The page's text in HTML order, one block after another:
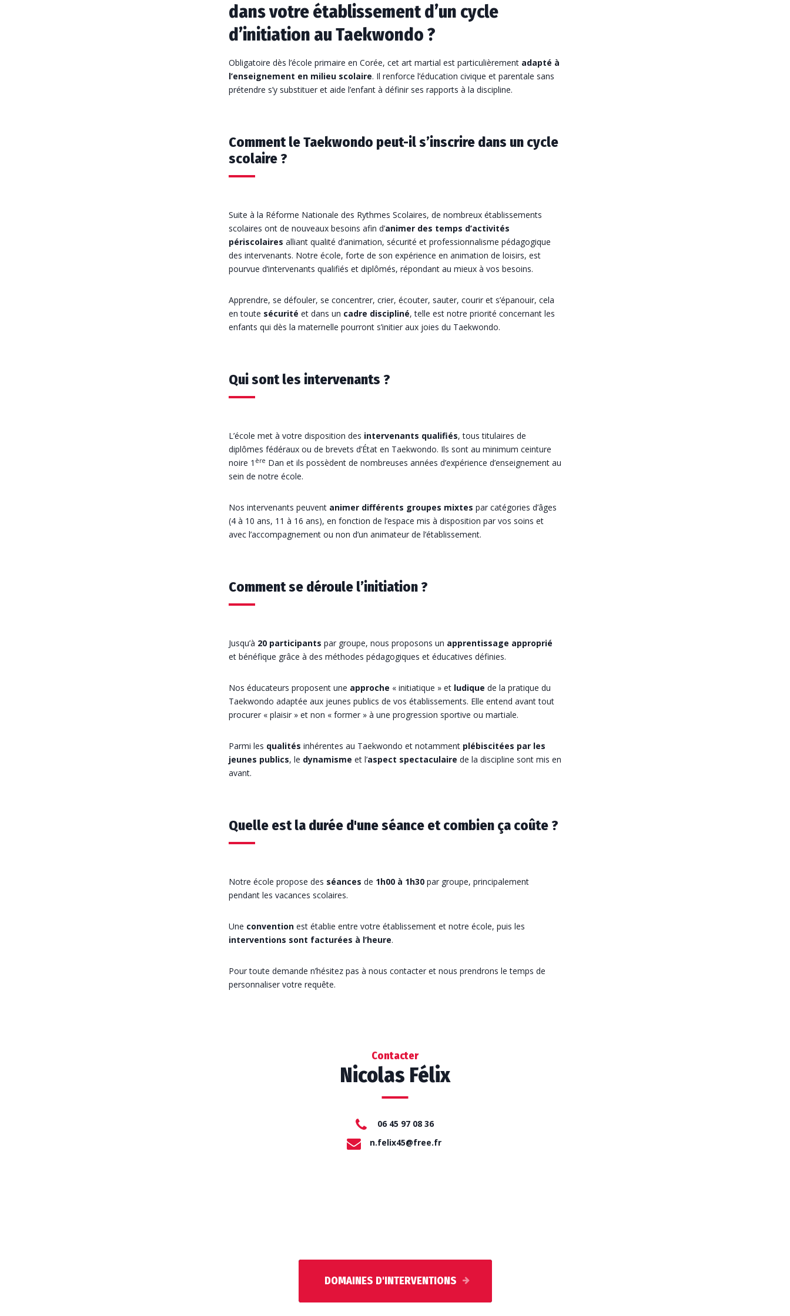
dans votre établissement d’un cycle
d’initiation au Taekwondo ?
Obligatoire dès l’école primaire en Corée, cet art martial est particulièrement adapté à
l’enseignement en milieu scolaire. Il renforce l’éducation civique et parentale sans
prétendre s’y substituer et aide l’enfant à définir ses rapports à la discipline.
Comment le Taekwondo peut-il s’inscrire dans un cycle
scolaire ?
Suite à la Réforme Nationale des Rythmes Scolaires, de nombreux établissements
scolaires ont de nouveaux besoins afin d’animer des temps d’activités
périscolaires alliant qualité d’animation, sécurité et professionnalisme pédagogique
des intervenants. Notre école, forte de son expérience en animation de loisirs, est
pourvue d’intervenants qualifiés et diplômés, répondant au mieux à vos besoins.
Apprendre, se défouler, se concentrer, crier, écouter, sauter, courir et s’épanouir, cela
en toute sécurité et dans un cadre discipliné, telle est notre priorité concernant les
enfants qui dès la maternelle pourront s’initier aux joies du Taekwondo.
Qui sont les intervenants ?
L’école met à votre disposition des intervenants qualifiés, tous titulaires de
diplômes fédéraux ou de brevets d’État en Taekwondo. Ils sont au minimum ceinture
noire 1 ère Dan et ils possèdent de nombreuses années d’expérience d’enseignement au
sein de notre école.
Nos intervenants peuvent animer différents groupes mixtes par catégories d’âges
(4 à 10 ans, 11 à 16 ans), en fonction de l’espace mis à disposition par vos soins et
avec l’accompagnement ou non d’un animateur de l’établissement.
Comment se déroule l’initiation ?
Jusqu’à 20 participants par groupe, nous proposons un apprentissage approprié
et bénéfique grâce à des méthodes pédagogiques et éducatives définies.
Nos éducateurs proposent une approche « initiatique » et ludique de la pratique du
Taekwondo adaptée aux jeunes publics de vos établissements. Elle entend avant tout
procurer « plaisir » et non « former » à une progression sportive ou martiale.
Parmi les qualités inhérentes au Taekwondo et notamment plébiscitées par les
jeunes publics, le dynamisme et l’aspect spectaculaire de la discipline sont mis en
avant.
Quelle est la durée d'une séance et combien ça coûte ?
Notre école propose des séances de 1h00 à 1h30par groupe, principalement
pendant les vacances scolaires.
Une conventionest établie entre votre établissement et notre école, puis les
interventions sont facturées à l’heure.
Pour toute demande n’hésitez pas à nous contacter et nous prendrons le temps de
personnaliser votre requête.
Contacter
Nicolas Félix
06 45 97 08 36
n.felix45@free.fr
DOMAINES D'INTERVENTIONS